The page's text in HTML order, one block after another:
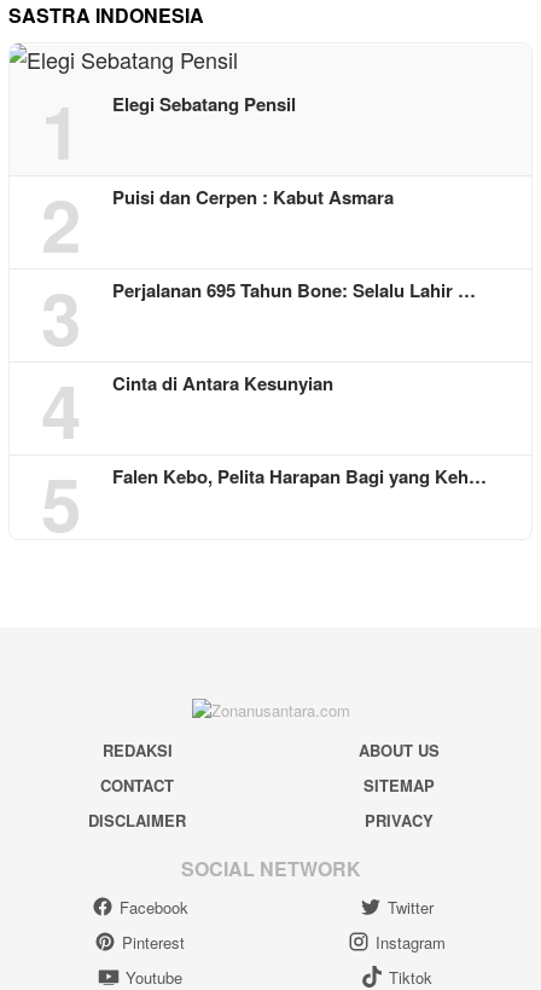
SASTRA INDONESIA
1 Elegi Sebatang Pensil
2 Puisi dan Cerpen : Kabut Asmara
3 Perjalanan 695 Tahun Bone: Selalu Lahir …
4 Cinta di Antara Kesunyian
5 Falen Kebo, Pelita Harapan Bagi yang Keh…
REDAKSI
ABOUT US
CONTACT
SITEMAP
DISCLAIMER
PRIVACY
SOCIAL NETWORK
Facebook
Twitter
Pinterest
Instagram
Youtube
Tiktok